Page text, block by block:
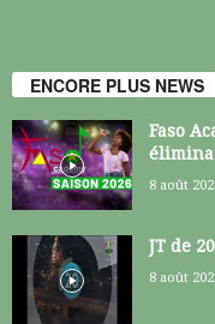
ENCORE PLUS NEWS
Faso
8 août
JT de
8 août